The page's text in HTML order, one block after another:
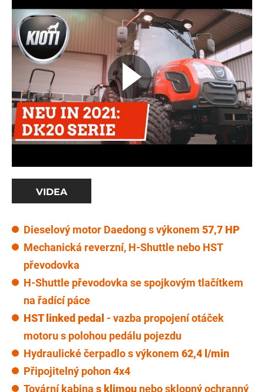
VIDEA
Dieselový motor Daedong s výkonem 57,7 HP
Mechanická reverzní, H-Shuttle nebo HST
převodovka
H-Shuttle převodovka se spojkovým tlačítkem
na řadící páce
HST linked pedal - vazba propojení otáček
motoru s polohou pedálu pojezdu
Hydraulické čerpadlo s výkonem 62,4 l/min
Připojitelný pohon 4x4
Tovární kabina s klimou nebo sklopný ochranný